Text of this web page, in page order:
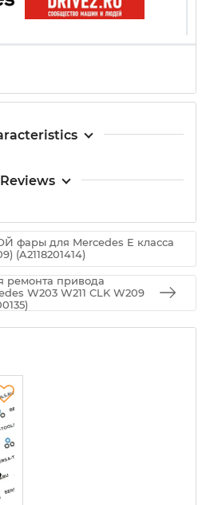
Reviews
фары для Mercedes E класса
(A2118201414)
ремонта привода
W203 W211 CLK W209